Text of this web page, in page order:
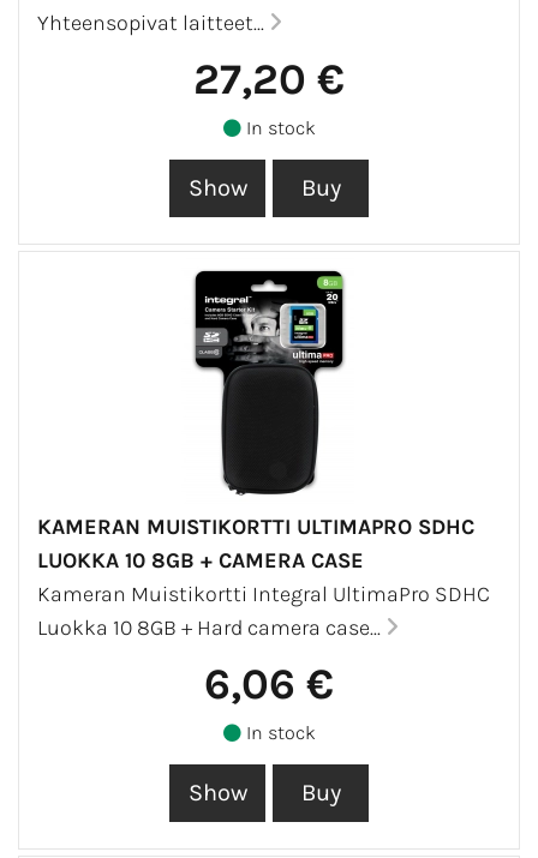
Yhteensopivat laitteet...
27,20 €
In stock
KAMERAN MUISTIKORTTI ULTIMAPRO SDHC
LUOKKA 10 8GB + CAMERA CASE
Kameran Muistikortti Integral UltimaPro SDHC
Luokka 10 8GB + Hard camera case...
6,06 €
In stock